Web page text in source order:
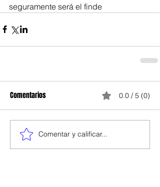
seguramente será el finde
Comentarios 0.0 / 5 (0)
Comentar y calificar...